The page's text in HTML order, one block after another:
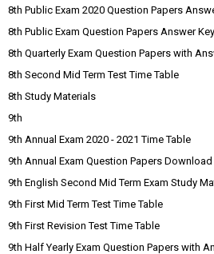
8th Public Exam 2020 Question Papers
8th Public Exam Question Papers Answer
8th Quarterly Exam Question Papers with
8th Second Mid Term Test Time Table
8th Study Materials
9th
9th Annual Exam 2020 - 2021 Time Table
9th Annual Exam Question Papers Download
9th English Second Mid Term Exam Study
9th First Mid Term Test Time Table
9th First Revision Test Time Table
9th Half Yearly Exam Question Papers with